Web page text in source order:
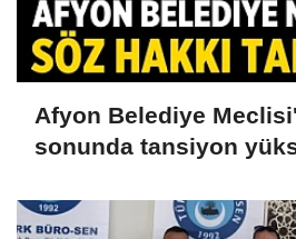
Afyon Belediye
sonunda tansiyon